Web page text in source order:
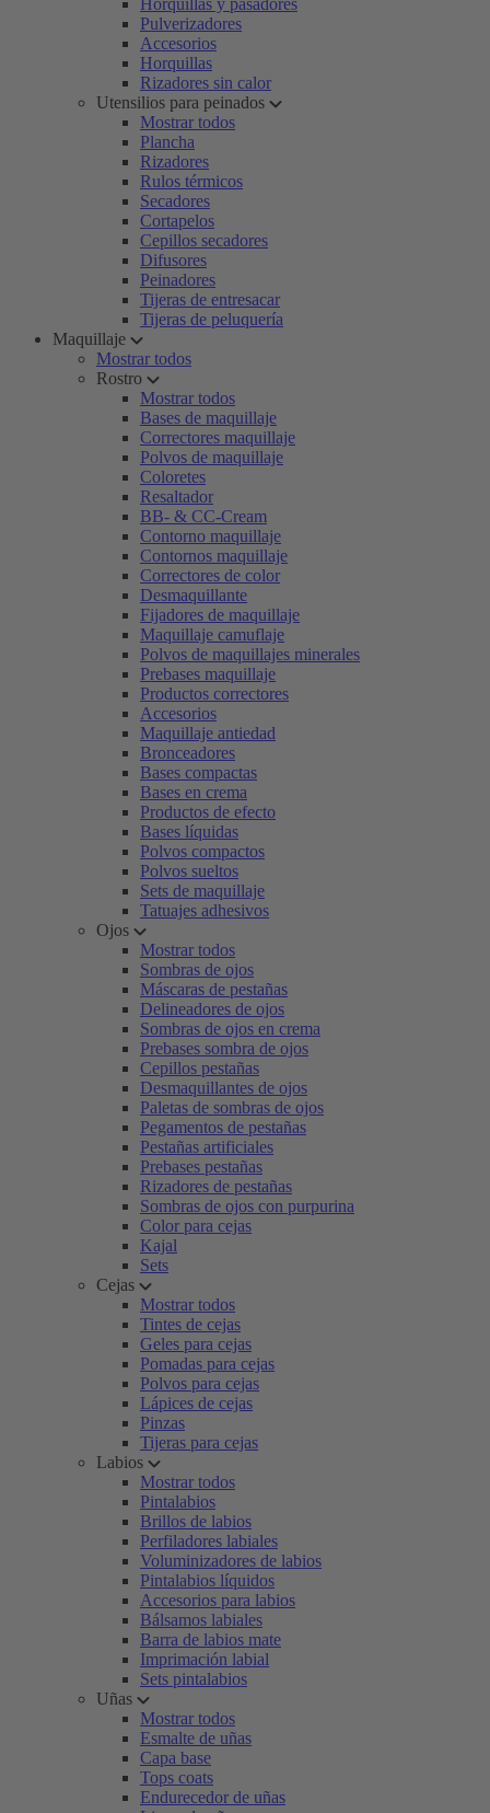
Horquillas y pasadores
Pulverizadores
Accesorios
Horquillas
Rizadores sin calor
Utensilios para peinados
Mostrar todos
Plancha
Rizadores
Rulos térmicos
Secadores
Cortapelos
Cepillos secadores
Difusores
Peinadores
Tijeras de entresacar
Tijeras de peluquería
Maquillaje
Mostrar todos
Rostro
Mostrar todos
Bases de maquillaje
Correctores maquillaje
Polvos de maquillaje
Coloretes
Resaltador
BB- & CC-Cream
Contorno maquillaje
Contornos maquillaje
Correctores de color
Desmaquillante
Fijadores de maquillaje
Maquillaje camuflaje
Polvos de maquillajes minerales
Prebases maquillaje
Productos correctores
Accesorios
Maquillaje antiedad
Bronceadores
Bases compactas
Bases en crema
Productos de efecto
Bases líquidas
Polvos compactos
Polvos sueltos
Sets de maquillaje
Tatuajes adhesivos
Ojos
Mostrar todos
Sombras de ojos
Máscaras de pestañas
Delineadores de ojos
Sombras de ojos en crema
Prebases sombra de ojos
Cepillos pestañas
Desmaquillantes de ojos
Paletas de sombras de ojos
Pegamentos de pestañas
Pestañas artificiales
Prebases pestañas
Rizadores de pestañas
Sombras de ojos con purpurina
Color para cejas
Kajal
Sets
Cejas
Mostrar todos
Tintes de cejas
Geles para cejas
Pomadas para cejas
Polvos para cejas
Lápices de cejas
Pinzas
Tijeras para cejas
Labios
Mostrar todos
Pintalabios
Brillos de labios
Perfiladores labiales
Voluminizadores de labios
Pintalabios líquidos
Accesorios para labios
Bálsamos labiales
Barra de labios mate
Imprimación labial
Sets pintalabios
Uñas
Mostrar todos
Esmalte de uñas
Capa base
Tops coats
Endurecedor de uñas